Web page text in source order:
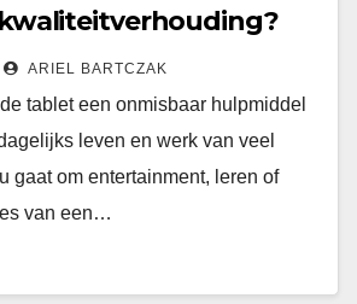
van
merken!
ARIEL BARTCZAK
tablet een onmisbaar hulpmiddel
leven en werk van veel
gaat om entertainment, leren of
van een…